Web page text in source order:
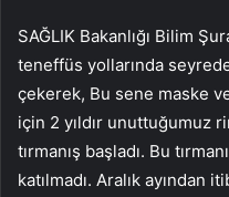
SAĞLIK Bakanlığı Bilim
teneffüs yollarında
çekerek, Bu sene maske
için 2 yıldır unuttuğumuz
tırmanış başladı. Bu
katılmadı. Aralık ayından